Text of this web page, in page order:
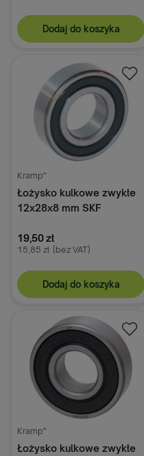
Dodaj do koszyka
Kramp"
Łożysko kulkowe zwykłe
12x28x8 mm SKF
19,50 zł
15,85 zł (bez VAT)
Dodaj do koszyka
Kramp"
Łożysko kulkowe zwykłe